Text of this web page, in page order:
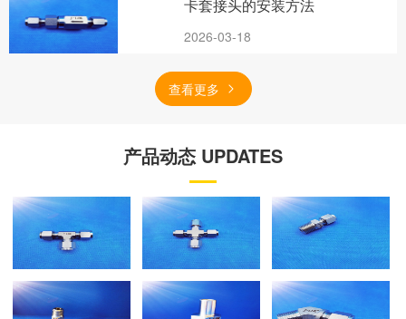
卡套接头的安装方法
2026-03-18
查看更多
产品动态 UPDATES